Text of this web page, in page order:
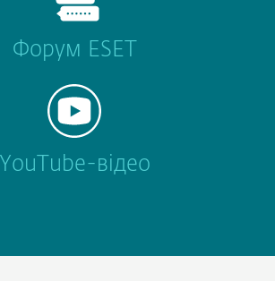
Форум ESET
YouTube-відео